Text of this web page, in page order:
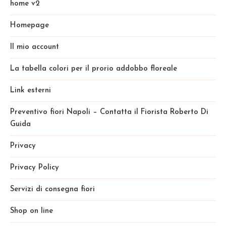
home v2
Homepage
Il mio account
La tabella colori per il prorio addobbo floreale
Link esterni
Preventivo fiori Napoli – Contatta il Fiorista Roberto Di
Guida
Privacy
Privacy Policy
Servizi di consegna fiori
Shop on line